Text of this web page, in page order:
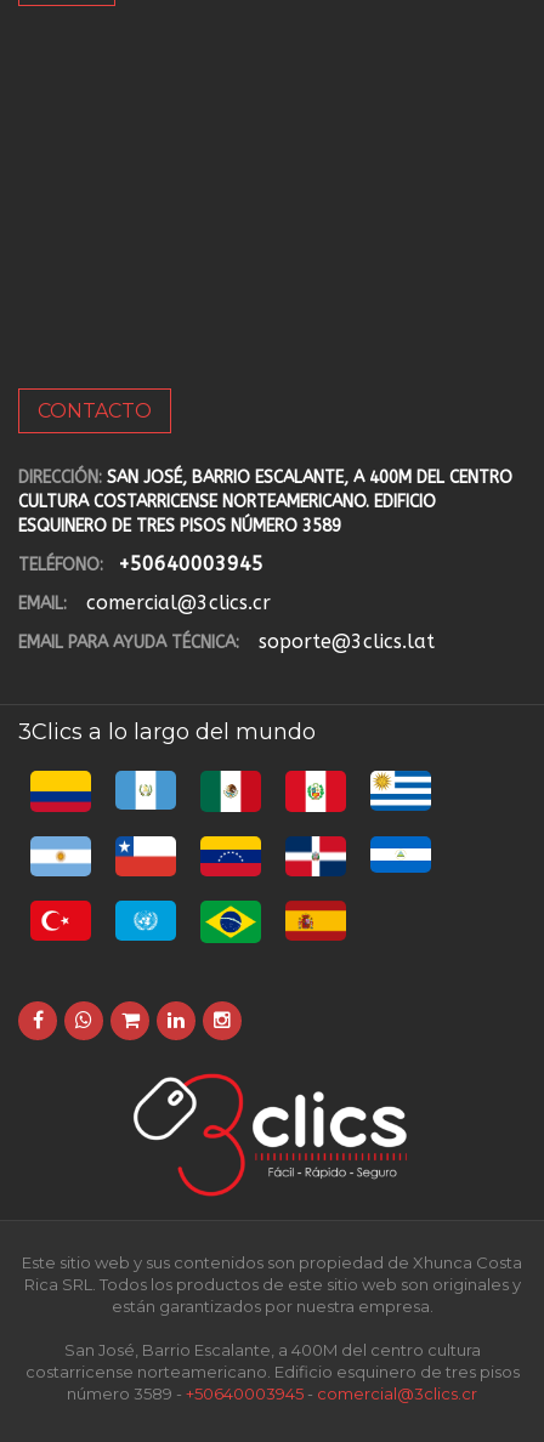
CONTACTO
DIRECCIÓN: SAN JOSÉ, BARRIO ESCALANTE, A 400M DEL CENTRO
CULTURA COSTARRICENSE NORTEAMERICANO. EDIFICIO
ESQUINERO DE TRES PISOS NÚMERO 3589
TELÉFONO:
+50640003945
EMAIL: comercial@3clics.cr
EMAIL PARA AYUDA TÉCNICA: soporte@3clics.lat
3Clics a lo largo del mundo
Este sitio web y sus contenidos son propiedad de Xhunca Costa
Rica SRL. Todos los productos de este sitio web son originales y
están garantizados por nuestra empresa.
San José, Barrio Escalante, a 400M del centro cultura
costarricense norteamericano. Edificio esquinero de tres pisos
número 3589 - +50640003945 - comercial@3clics.cr